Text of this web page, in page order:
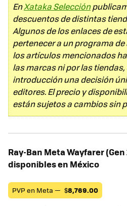
EnXataka Selección
descuentos de distintas
Algunos de los enlaces de
pertenecer a un programa
los artículos mencionados
las marcas ni por las
introducción una decisión
editores. El precio y
están sujetos a cambios sin
Ray-Ban Meta Wayfarer (Gen
disponibles en México
PVP en Meta — $8,769.00